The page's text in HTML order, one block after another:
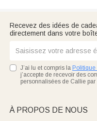
Recevez des idées de
directement dans votre
J’ai lu et compris la
j’accepte de recevoir des
personnalisées de Callie par
À PROPOS DE NOUS